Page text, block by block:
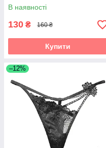
В наявності
130 ₴ 160 ₴
Купити
–12%